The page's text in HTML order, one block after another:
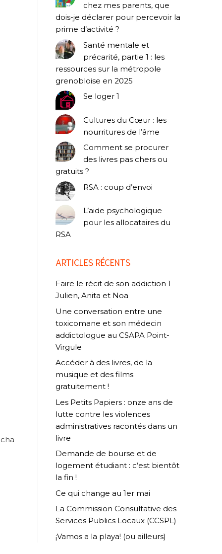
chez mes parents, que
dois-je déclarer pour percevoir la
prime d’activité ?
Santé mentale et
précarité, partie 1 : les
ressources sur la métropole
grenobloise en 2025
Se loger 1
Cultures du Cœur : les
nourritures de l’âme
Comment se procurer
des livres pas chers ou
gratuits ?
RSA : coup d’envoi
L’aide psychologique
pour les allocataires du
RSA
ARTICLES RÉCENTS
Faire le récit de son addiction 1
Julien, Anita et Noa
Une conversation entre une
toxicomane et son médecin
addictologue au CSAPA Point-
Virgule
Accéder à des livres, de la
musique et des films
gratuitement !
Les Petits Papiers : onze ans de
lutte contre les violences
administratives racontés dans un
livre
Demande de bourse et de
logement étudiant : c’est bientôt
la fin !
Ce qui change au 1er mai
La Commission Consultative des
Services Publics Locaux (CCSPL)
¡Vamos a la playa! (ou ailleurs)